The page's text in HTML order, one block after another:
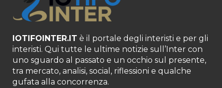
IOTIFOINTER.IT è il portale degli interisti e per gli
interisti. Qui tutte le ultime notizie sull’Inter con
uno sguardo al passato e un occhio sul presente,
tra mercato, analisi, social, riflessioni e qualche
gufata alla concorrenza.